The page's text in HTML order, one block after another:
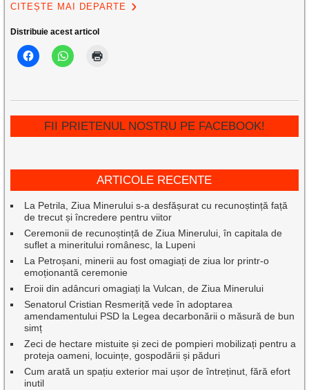
CITEȘTE MAI DEPARTE
Distribuie acest articol
FII PRIETENUL NOSTRU PE FACEBOOK!
ARTICOLE RECENTE
La Petrila, Ziua Minerului s-a desfășurat cu recunoștință față
de trecut și încredere pentru viitor
Ceremonii de recunoștință de Ziua Minerului, în capitala de
suflet a mineritului românesc, la Lupeni
La Petroșani, minerii au fost omagiați de ziua lor printr-o
emoționantă ceremonie
Eroii din adâncuri omagiați la Vulcan, de Ziua Minerului
Senatorul Cristian Resmeriță vede în adoptarea
amendamentului PSD la Legea decarbonării o măsură de bun
simț
Zeci de hectare mistuite și zeci de pompieri mobilizați pentru a
proteja oameni, locuințe, gospodării și păduri
Cum arată un spațiu exterior mai ușor de întreținut, fără efort
inutil